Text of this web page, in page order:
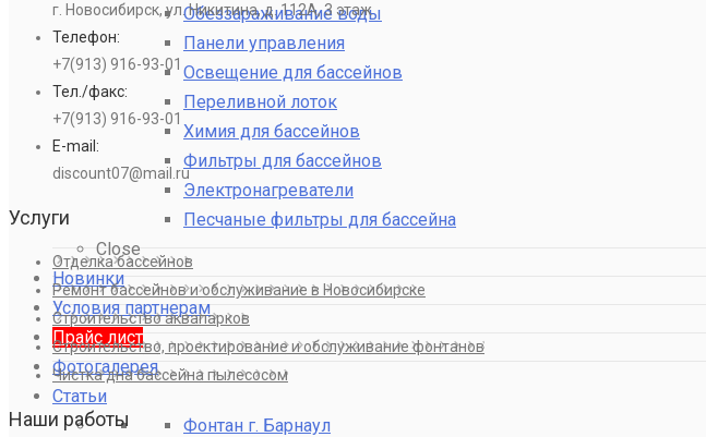
Обеззараживание воды
Панели управления
Освещение для бассейнов
Переливной лоток
Химия для бассейнов
Фильтры для бассейнов
Электронагреватели
Песчаные фильтры для бассейна
Close
Новинки
Условия партнерам
Прайс лист
Фотогалерея
Статьи
Фонтан г. Барнаул
г. Новосибирск, ул. Никитина, д. 112А, 3 этаж
Телефон:
+7(913) 916-93-01
Тел./факс:
+7(913) 916-93-01
E-mail:
discount07@mail.ru
Услуги
Отделка бассейнов
Ремонт бассейнов и обслуживание в Новосибирске
Строительство аквапарков
Строительство, проектирование и обслуживание фонтанов
Чистка дна бассейна пылесосом
Наши работы